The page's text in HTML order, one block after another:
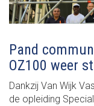
Pand
OZ100 weer
Dankzij Van Wijk
de opleiding